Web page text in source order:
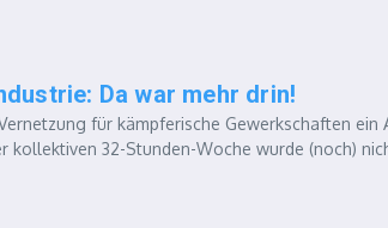
Da war mehr drin!
für kämpferische Gewerkschaften
kollektiven 32-Stunden-Woche wurde (noch)